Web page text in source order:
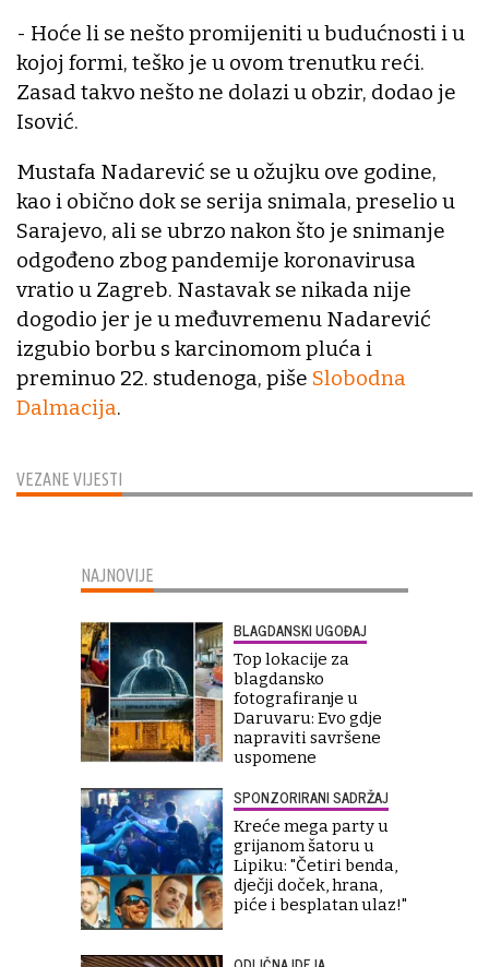
VEZANE VIJESTI
- Hoće li se nešto promijeniti u budućnosti i u
kojoj formi, teško je u ovom trenutku reći.
Zasad takvo nešto ne dolazi u obzir, dodao je
Isović.
Mustafa Nadarević se u ožujku ove godine,
kao i obično dok se serija snimala, preselio u
Sarajevo, ali se ubrzo nakon što je snimanje
odgođeno zbog pandemije koronavirusa
vratio u Zagreb. Nastavak se nikada nije
dogodio jer je u međuvremenu Nadarević
izgubio borbu s karcinomom pluća i
preminuo 22. studenoga, piše Slobodna
Dalmacija.
NAJNOVIJE
BLAGDANSKI UGOĐAJ
Top lokacije za
blagdansko
fotografiranje u
Daruvaru: Evo gdje
napraviti savršene
uspomene
SPONZORIRANI SADRŽAJ
Kreće mega party u
grijanom šatoru u
Lipiku: "Četiri benda,
dječji doček, hrana,
piće i besplatan ulaz!"